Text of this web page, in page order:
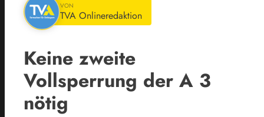
VON
TVA Onlineredaktion
Keine zweite
Vollsperrung der A 3
nötig